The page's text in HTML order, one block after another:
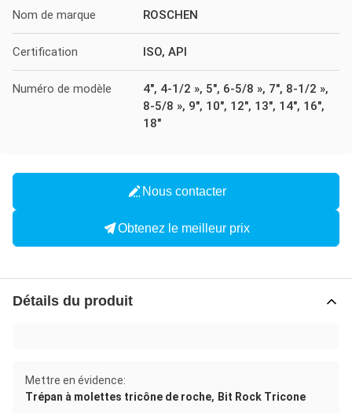
Nom de marque ROSCHEN
Certification ISO, API
Numéro de modèle
4", 4-1/2 », 5", 6-5/8 », 7", 8-1/2 »,
8-5/8 », 9", 10", 12", 13", 14", 16",
18"
Nous contacter
Obtenez le meilleur prix
Détails du produit
Mettre en évidence:
Trépan à molettes tricône de roche, Bit Rock Tricone